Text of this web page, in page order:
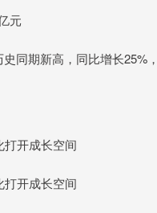
元
同期新高，同比增长25%
开成长空间
开成长空间